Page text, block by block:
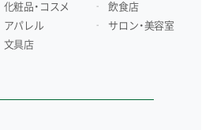
化粧品・コスメ
アパレル
文具店
飲食店
サロン・美容室